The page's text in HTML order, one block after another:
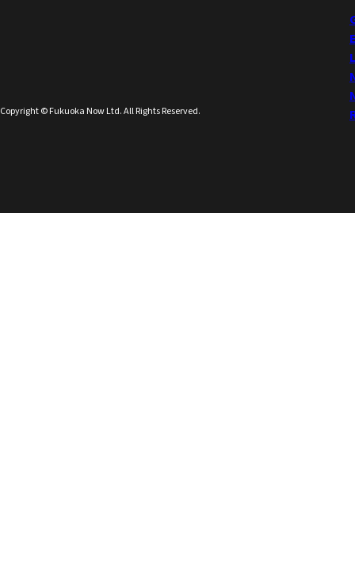
Copyright © Fukuoka Now Ltd. All Rights Reserved.